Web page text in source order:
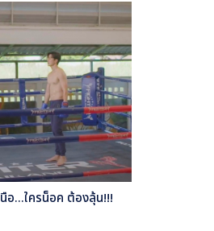
อ...ใครน็อค ต้องลุ้น!!!